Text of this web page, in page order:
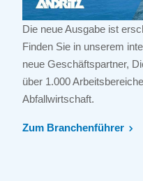
Die neue Ausgabe ist
Finden Sie in unserem
neue Geschäftspartner,
über 1.000
Abfallwirtschaft.
Zum Branchenführer